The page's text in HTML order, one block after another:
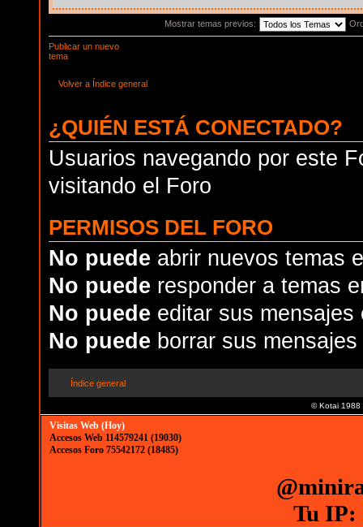
Mostrar temas previos:
Publicar un nuevo
tema
Volver a Índice general
¿QUIÉN ESTÁ CONECTADO?
Usuarios navegando por este
visitando el Foro
PERMISOS DEL FORO
No puede abrir nuevos temas
No puede responder a temas
No puede editar sus mensajes
No puede borrar sus
Índice general
© Kotai 1988
Visitas Web (Hoy)
Accesos Web 114579241 (19030)
Accesos Foro 75542172 (18485)
Tu IP: